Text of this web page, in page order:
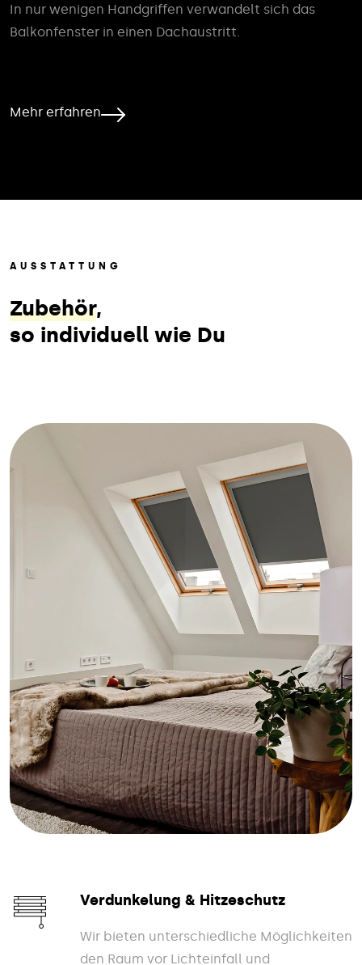
In nur wenigen Handgriffen verwandelt sich das
Balkonfenster in einen Dachaustritt.
Mehr erfahren
AUSSTATTUNG
Zubehör,
so individuell wie Du
Verdunkelung & Hitzeschutz
Wir bieten unterschiedliche Möglichkeiten
den Raum vor Lichteinfall und